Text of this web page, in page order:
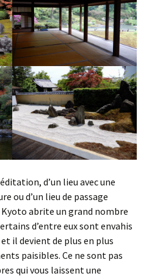
d’un lieu avec une
ou d’un lieu de passage
abrite un grand nombre
d’entre eux sont envahis
il devient de plus en plus
paisibles. Ce ne sont pas
qui vous laissent une